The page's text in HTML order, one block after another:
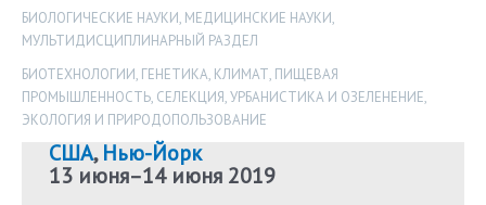
БИОЛОГИЧЕСКИЕ НАУКИ, МЕДИЦИНСКИЕ НАУКИ,
МУЛЬТИДИСЦИПЛИНАРНЫЙ РАЗДЕЛ
БИОТЕХНОЛОГИИ, ГЕНЕТИКА, КЛИМАТ, ПИЩЕВАЯ
ПРОМЫШЛЕННОСТЬ, СЕЛЕКЦИЯ,УРБАНИСТИКА И ОЗЕЛЕНЕНИЕ,
ЭКОЛОГИЯ И ПРИРОДОПОЛЬЗОВАНИЕ
США,Нью-Йорк
13 июня–14 июня 2019